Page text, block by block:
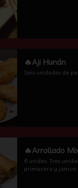
🔥Aji Hunán
Seis unidades de
🔥Arrollado
6 unides. Tres
primavera y jamon